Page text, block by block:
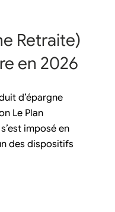
Retraite)
en 2026
d’épargne
Le Plan
imposé en
des dispositifs